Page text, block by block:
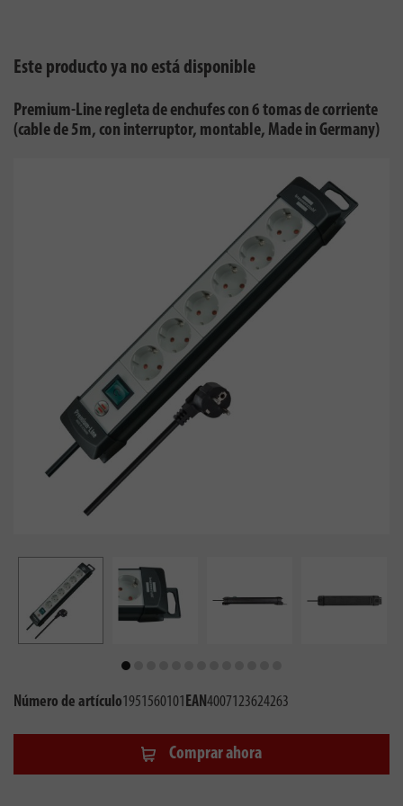
Este producto ya no está disponible
Premium-Line regleta de enchufes con 6 tomas de corriente
(cable de 5m, con interruptor, montable, Made in Germany)
Número de artículo1951560101EAN4007123624263
Comprar ahora